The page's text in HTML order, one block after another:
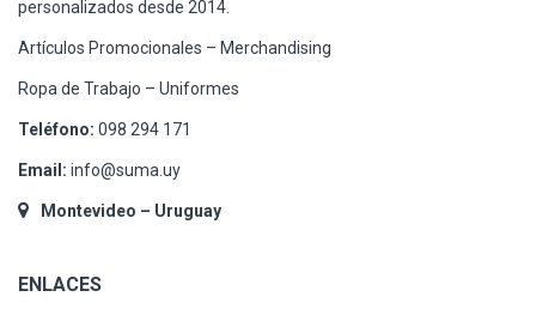
personalizados desde 2014.
Artículos Promocionales – Merchandising
Ropa de Trabajo – Uniformes
Teléfono: 098 294 171
Email: info@suma.uy
Montevideo – Uruguay
ENLACES